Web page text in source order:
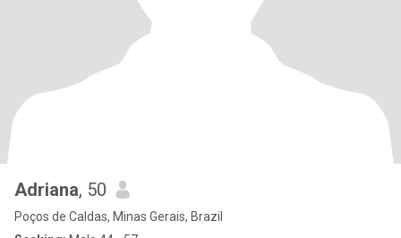
Adriana, 50
Poços de Caldas, Minas Gerais, Brazil